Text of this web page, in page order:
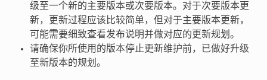
级至一个新的主要版本或次要版本。对于次要版本更
新，更新过程应该比较简单，但对于主要版本更新，
可能需要细致查看发布说明并做对应的更新规划。
请确保你所使用的版本停止更新维护前，已做好升级
至新版本的规划。